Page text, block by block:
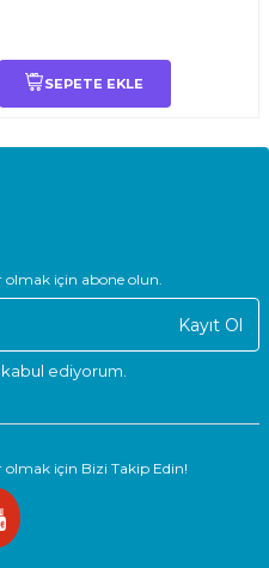
SEPETE EKLE
için abone olun.
Kayıt Ol
kabul ediyorum.
için Bizi Takip Edin!